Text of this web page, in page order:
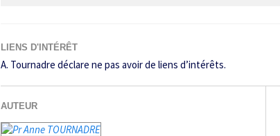
LIENS D'INTÉRÊT
A. Tournadre déclare ne pas avoir de liens d’intérêts.
AUTEUR